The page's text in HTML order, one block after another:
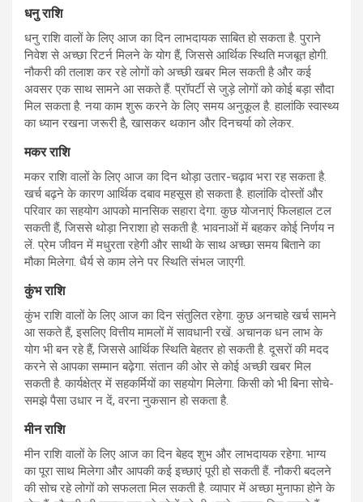
धनु राशि
धनु राशि वालों के लिए आज का दिन लाभदायक साबित हो सकता है. पुराने
निवेश से अच्छा रिटर्न मिलने के योग हैं, जिससे आर्थिक स्थिति मजबूत होगी.
नौकरी की तलाश कर रहे लोगों को अच्छी खबर मिल सकती है और कई
अवसर एक साथ सामने आ सकते हैं. प्रॉपर्टी से जुड़े लोगों को कोई बड़ा सौदा
मिल सकता है. नया काम शुरू करने के लिए समय अनुकूल है. हालांकि स्वास्थ्य
का ध्यान रखना जरूरी है, खासकर थकान और दिनचर्या को लेकर.
मकर राशि
मकर राशि वालों के लिए आज का दिन थोड़ा उतार-चढ़ाव भरा रह सकता है.
खर्च बढ़ने के कारण आर्थिक दबाव महसूस हो सकता है. हालांकि दोस्तों और
परिवार का सहयोग आपको मानसिक सहारा देगा. कुछ योजनाएं फिलहाल टल
सकती हैं, जिससे थोड़ा निराशा हो सकती है. भावनाओं में बहकर कोई निर्णय न
लें. प्रेम जीवन में मधुरता रहेगी और साथी के साथ अच्छा समय बिताने का
मौका मिलेगा. धैर्य से काम लेने पर स्थिति संभल जाएगी.
कुंभ राशि
कुंभ राशि वालों के लिए आज का दिन संतुलित रहेगा. कुछ अनचाहे खर्च सामने
आ सकते हैं, इसलिए वित्तीय मामलों में सावधानी रखें. अचानक धन लाभ के
योग भी बन रहे हैं, जिससे आर्थिक स्थिति बेहतर हो सकती है. दूसरों की मदद
करने से आपका सम्मान बढ़ेगा. संतान की ओर से कोई अच्छी खबर मिल
सकती है. कार्यक्षेत्र में सहकर्मियों का सहयोग मिलेगा. किसी को भी बिना सोचे-
समझे पैसा उधार न दें, वरना नुकसान हो सकता है.
मीन राशि
मीन राशि वालों के लिए आज का दिन बेहद शुभ और लाभदायक रहेगा. भाग्य
का पूरा साथ मिलेगा और आपकी कई इच्छाएं पूरी हो सकती हैं. नौकरी बदलने
की सोच रहे लोगों को सफलता मिल सकती है. व्यापार में अच्छा मुनाफा होने के